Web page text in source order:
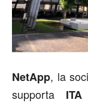
NetApp, la
supporta